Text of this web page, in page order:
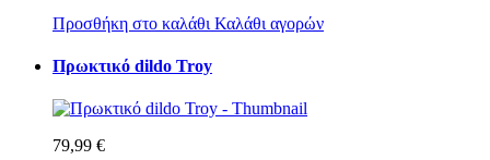
Προσθήκη στο καλάθι Καλάθι αγορών
Πρωκτικό dildo Troy
79,99 €